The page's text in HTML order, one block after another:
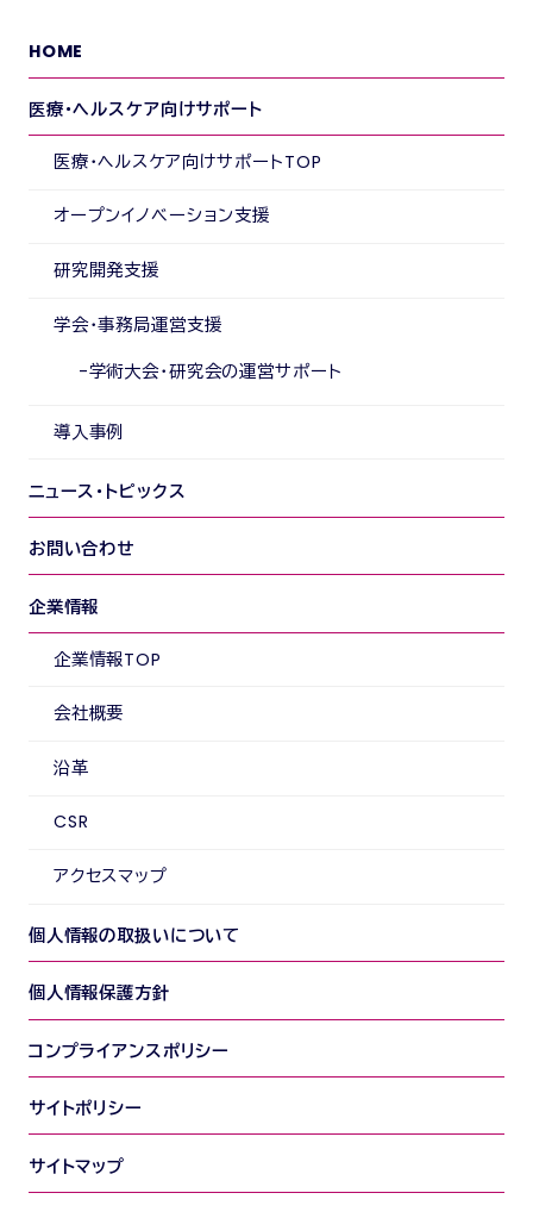
HOME
医療・ヘルスケア向けサポート
医療・ヘルスケア向けサポートTOP
オープンイノベーション支援
研究開発支援
学会・事務局運営支援
学術大会・研究会の運営サポート
導入事例
ニュース・トピックス
お問い合わせ
企業情報
企業情報TOP
会社概要
沿革
CSR
アクセスマップ
個人情報の取扱いについて
個人情報保護方針
コンプライアンスポリシー
サイトポリシー
サイトマップ